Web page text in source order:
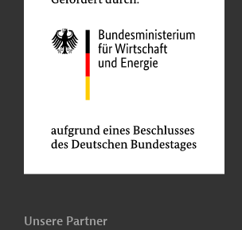
Unsere Partner